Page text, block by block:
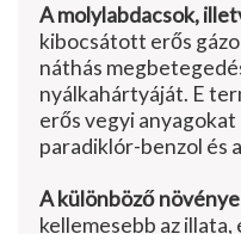
A molylabdacsok,
kibocsátott erős
náthás
nyál­kahártyáját. E
erős vegyi anyagokat
paradiklór-benzol és
A különböző
kellemesebb az